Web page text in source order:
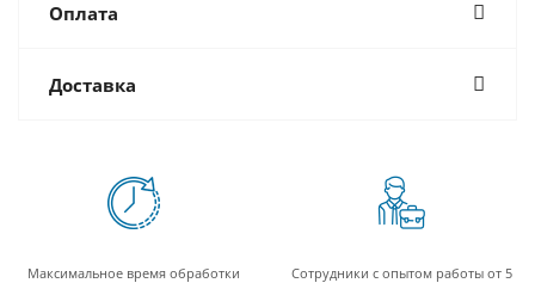
Оплата
Доставка
Максимальное время обработки
Сотрудники с опытом работы от 5